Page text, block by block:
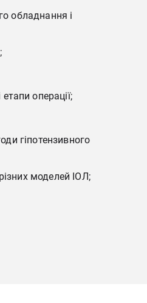
обладнання і
операції;
гіпотензивного
моделей ІОЛ;